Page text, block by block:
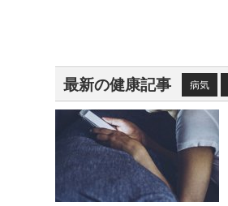
最新の健康記事 病気